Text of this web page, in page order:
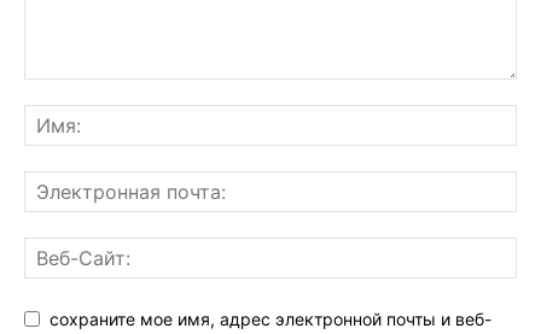
сохраните мое имя, адрес электронной почты и веб-